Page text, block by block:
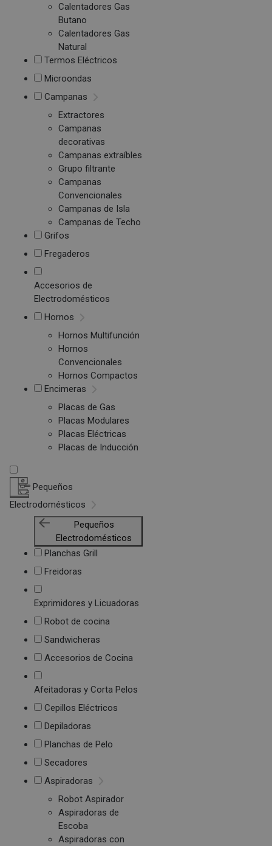
Calentadores Gas
Butano
Calentadores Gas
Natural
Termos Eléctricos
Microondas
Campanas
Extractores
Campanas
decorativas
Campanas extraíbles
Grupo filtrante
Campanas
Convencionales
Campanas de Isla
Campanas de Techo
Grifos
Fregaderos
Accesorios de
Electrodomésticos
Hornos
Hornos Multifunción
Hornos
Convencionales
Hornos Compactos
Encimeras
Placas de Gas
Placas Modulares
Placas Eléctricas
Placas de Inducción
Pequeños
Electrodomésticos
Pequeños
Electrodomésticos
Planchas Grill
Freidoras
Exprimidores y Licuadoras
Robot de cocina
Sandwicheras
Accesorios de Cocina
Afeitadoras y Corta Pelos
Cepillos Eléctricos
Depiladoras
Planchas de Pelo
Secadores
Aspiradoras
Robot Aspirador
Aspiradoras de
Escoba
Aspiradoras con